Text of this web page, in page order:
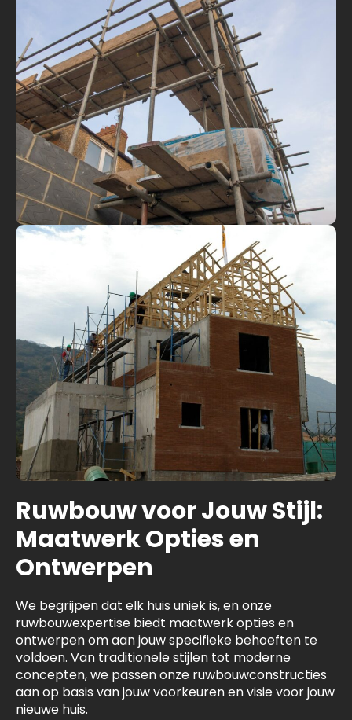
Ruwbouw voor Jouw Stijl:
Maatwerk Opties en
Ontwerpen
We begrijpen dat elk huis uniek is, en onze
ruwbouwexpertise biedt maatwerk opties en
ontwerpen om aan jouw specifieke behoeften te
voldoen. Van traditionele stijlen tot moderne
concepten, we passen onze ruwbouwconstructies
aan op basis van jouw voorkeuren en visie voor jouw
nieuwe huis.